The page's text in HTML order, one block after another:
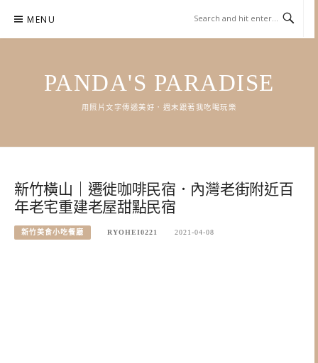
content
MENU
PANDA'S PARADISE
用照片文字傳遞美好．週末跟著我吃喝玩樂
新竹橫山｜遷徙咖啡民宿．內灣老街附近百
年老宅重建老屋甜點民宿
新竹美食小吃餐廳 RYOHEI0221 2021-04-08